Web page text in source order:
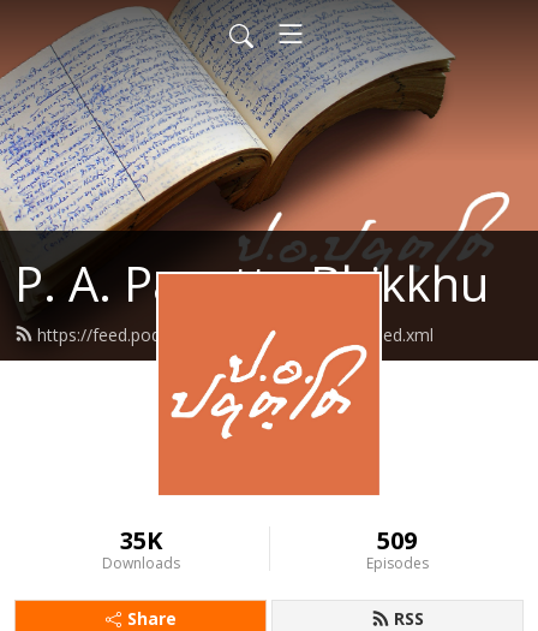
P. A. Payutto Bhikkhu
https://feed.podbean.com/papayutto2021/feed.xml
35K
Downloads
509
Episodes
Share RSS